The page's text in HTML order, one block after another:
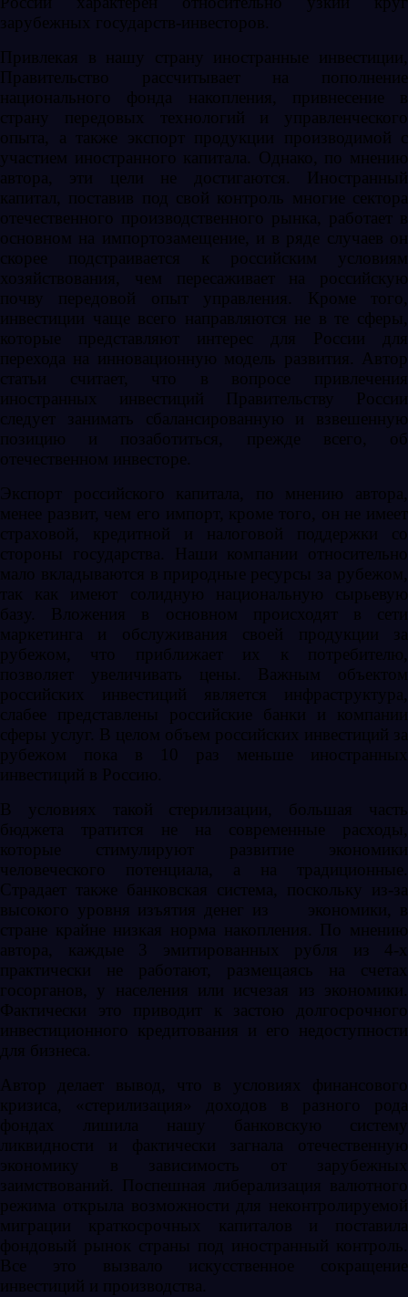
зарубежных государств-инвесторов.
Привлекая в нашу страну иностранные инвестиции,
Правительство рассчитывает на пополнение
национального фонда накопления, привнесение в
страну передовых технологий и управленческого
опыта, а также экспорт продукции производимой с
участием иностранного капитала. Однако, по мнению
автора, эти цели не достигаются. Иностранный
капитал, поставив под свой контроль многие сектора
отечественного производственного рынка, работает в
основном на импортозамещение, и в ряде случаев он
скорее подстраивается к российским условиям
хозяйствования, чем пересаживает на российскую
почву передовой опыт управления. Кроме того,
инвестиции чаще всего направляются не в те сферы,
которые представляют интерес для России для
перехода на инновационную модель развития. Автор
статьи считает, что в вопросе привлечения
иностранных инвестиций Правительству России
следует занимать сбалансированную и взвешенную
позицию и позаботиться, прежде всего, об
отечественном инвесторе.
Экспорт российского капитала, по мнению автора,
менее развит, чем его импорт, кроме того, он не имеет
страховой, кредитной и налоговой поддержки со
стороны государства. Наши компании относительно
мало вкладываются в природные ресурсы за рубежом,
так как имеют солидную национальную сырьевую
базу. Вложения в основном происходят в сети
маркетинга и обслуживания своей продукции за
рубежом, что приближает их к потребителю,
позволяет увеличивать цены. Важным объектом
российских инвестиций является инфраструктура,
слабее представлены российские банки и компании
сферы услуг. В целом объем российских инвестиций за
рубежом пока в 10 раз меньше иностранных
инвестиций в Россию.
В условиях такой стерилизации, большая часть
бюджета тратится не на современные расходы,
которые стимулируют развитие экономики
человеческого потенциала, а на традиционные.
Страдает также банковская система, поскольку из-за
высокого уровня изъятия денег из экономики, в
стране крайне низкая норма накопления. По мнению
автора, каждые 3 эмитированных рубля из 4-х
практически не работают, размещаясь на счетах
госорганов, у населения или исчезая из экономики.
Фактически это приводит к застою долгосрочного
инвестиционного кредитования и его недоступности
для бизнеса.
Автор делает вывод, что в условиях финансового
кризиса, «стерилизация» доходов в разного рода
фондах лишила нашу банковскую систему
ликвидности и фактически загнала отечественную
экономику в зависимость от зарубежных
заимствований. Поспешная либерализация валютного
режима открыла возможности для неконтролируемой
миграции краткосрочных капиталов и поставила
фондовый рынок страны под иностранный контроль.
Все это вызвало искусственное сокращение
инвестиций и производства.